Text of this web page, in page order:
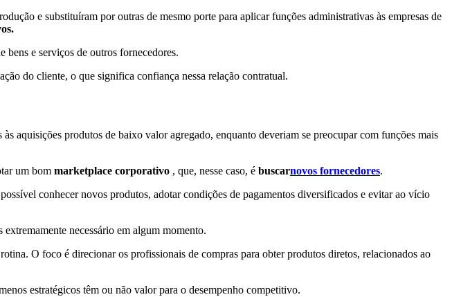
e substituíram por outras de mesmo porte para aplicar funções administrativas às empresas de
bens e serviços de outros fornecedores.
do cliente, o que significa confiança nessa relação contratual.
aquisições produtos de baixo valor agregado, enquanto deveriam se preocupar com funções mais
um bom marketplace corporativo , que, nesse caso, é buscarnovos fornecedores.
conhecer novos produtos, adotar condições de pagamentos diversificados e evitar ao vício
necessário em algum momento.
O foco é direcionar os profissionais de compras para obter produtos diretos, relacionados ao
estratégicos têm ou não valor para o desempenho competitivo.